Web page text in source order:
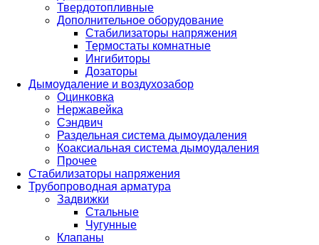
Твердотопливные
Дополнительное оборудование
Стабилизаторы напряжения
Термостаты комнатные
Ингибиторы
Дозаторы
Дымоудаление и воздухозабор
Оцинковка
Нержавейка
Сэндвич
Раздельная система дымоудаления
Коаксиальная система дымоудаления
Прочее
Стабилизаторы напряжения
Трубопроводная арматура
Задвижки
Стальные
Чугунные
Клапаны